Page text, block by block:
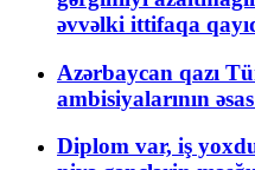
əvvəlki ittifaqa
Azərbaycan qazı
ambisiyalarının
Diplom var, iş